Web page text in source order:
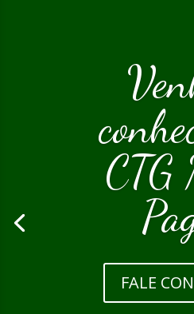
CTG
FALE